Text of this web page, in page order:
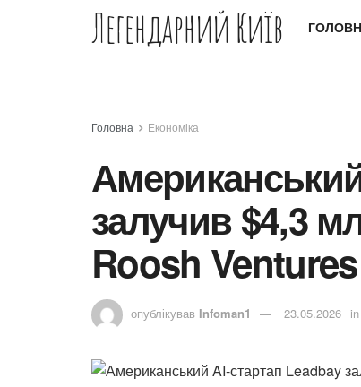
Легендарний Київ
Головна Економіка
залучив $4,3
Roosh
опублікував Infoman1 23.05.2026 in